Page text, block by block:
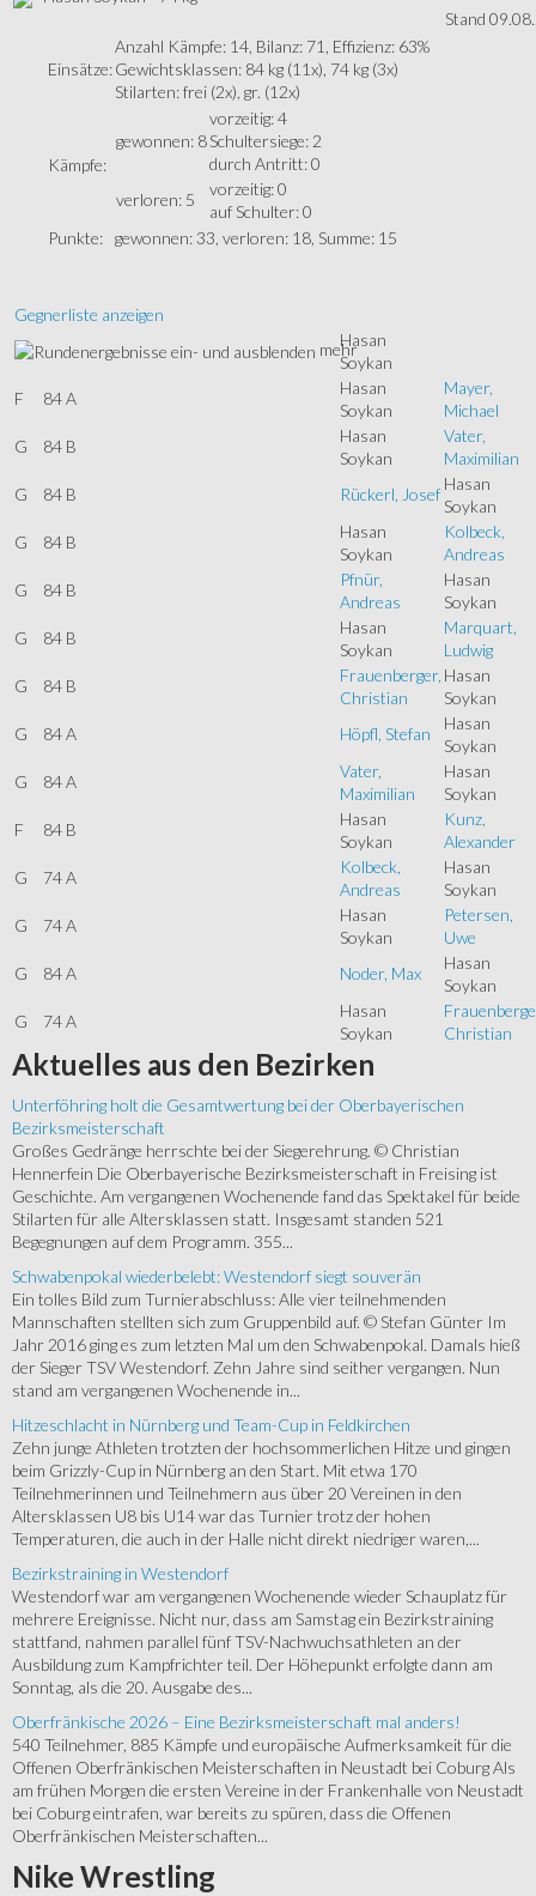
Stand
Einsätze:
Anzahl Kämpfe: 14, Bilanz: 71, Effizienz: 63%
Gewichtsklassen: 84 kg (11x), 74 kg (3x)
Stilarten: frei (2x), gr. (12x)
Kämpfe:
gewonnen: 8
vorzeitig: 4
Schultersiege: 2
durch Antritt: 0
verloren: 5
vorzeitig: 0
auf Schulter: 0
Punkte: gewonnen: 33, verloren: 18, Summe: 15
Gegnerliste anzeigen
mehrHasan
Soykan
F
84 A
Hasan
Soykan
Mayer,
Michael
G
84 B
Hasan
Soykan
Vater,
Maximilian
G
84 B Rückerl, Josef
Hasan
Soykan
G
84 B
Hasan
Soykan
Kolbeck,
Andreas
G
84 B
Pfnür,
Andreas
Hasan
Soykan
G
84 B
Hasan
Soykan
Marquart,
Ludwig
G
84 B
Frauenberger,
Christian
Hasan
Soykan
G
84 A Höpfl, Stefan
Hasan
Soykan
G
84 A
Vater,
Maximilian
Hasan
Soykan
F
84 B
Hasan
Soykan
Kunz,
Alexander
G
74 A
Kolbeck,
Andreas
Hasan
Soykan
G
74 A
Hasan
Soykan
Petersen,
Uwe
G
84 A Noder, Max
Hasan
Soykan
G
74 A
Hasan
Soykan
Christian
Aktuelles aus den Bezirken
Unterföhring holt die Gesamtwertung bei der Oberbayerischen
Bezirksmeisterschaft
Großes Gedränge herrschte bei der Siegerehrung. © Christian
Hennerfein Die Oberbayerische Bezirksmeisterschaft in Freising ist
Geschichte. Am vergangenen Wochenende fand das Spektakel für beide
Stilarten für alle Altersklassen statt. Insgesamt standen 521
Begegnungen auf dem Programm. 355...
Schwabenpokal wiederbelebt: Westendorf siegt souverän
Ein tolles Bild zum Turnierabschluss: Alle vier teilnehmenden
Mannschaften stellten sich zum Gruppenbild auf. © Stefan Günter Im
Jahr 2016 ging es zum letzten Mal um den Schwabenpokal. Damals hieß
der Sieger TSV Westendorf. Zehn Jahre sind seither vergangen. Nun
stand am vergangenen Wochenende in...
Hitzeschlacht in Nürnberg und Team-Cup in Feldkirchen
Zehn junge Athleten trotzten der hochsommerlichen Hitze und gingen
beim Grizzly-Cup in Nürnberg an den Start. Mit etwa 170
Teilnehmerinnen und Teilnehmern aus über 20 Vereinen in den
Altersklassen U8 bis U14 war das Turnier trotz der hohen
Temperaturen, die auch in der Halle nicht direkt niedriger waren,...
Bezirkstraining in Westendorf
Westendorf war am vergangenen Wochenende wieder Schauplatz für
mehrere Ereignisse. Nicht nur, dass am Samstag ein Bezirkstraining
stattfand, nahmen parallel fünf TSV-Nachwuchsathleten an der
Ausbildung zum Kampfrichter teil. Der Höhepunkt erfolgte dann am
Sonntag, als die 20. Ausgabe des...
Oberfränkische 2026 – Eine Bezirksmeisterschaft mal anders!
540 Teilnehmer, 885 Kämpfe und europäische Aufmerksamkeit für die
Offenen Oberfränkischen Meisterschaften in Neustadt bei Coburg Als
am frühen Morgen die ersten Vereine in der Frankenhalle von Neustadt
bei Coburg eintrafen, war bereits zu spüren, dass die Offenen
Oberfränkischen Meisterschaften...
Nike Wrestling